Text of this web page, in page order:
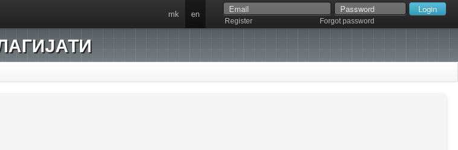
Register Forgot password
mk en